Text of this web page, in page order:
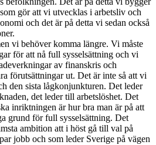
gör att vi utvecklas i arbetsliv och
och det är på detta vi sedan också
vi behöver komma längre. Vi måste
för att nå full sysselsättning och vi
av finanskris och
förutsättningar ut. Det är inte så att vi
den sista lågkonjunkturen. Det leder
det leder till arbetslöshet. Det
inriktningen är hur bra man är på att
grund för full sysselsättning. Det
ambition att i höst gå till val på
jobb och som leder Sverige på vägen